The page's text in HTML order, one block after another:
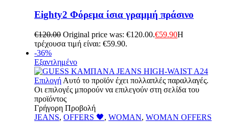
Eighty2 Φόρεμα ίσια γραμμή πράσινο
€120.00 Original price was: €120.00.€59.90Η
τρέχουσα τιμή είναι: €59.90.
-36%
Εξαντλημένο
Επιλογή Αυτό το προϊόν έχει πολλαπλές παραλλαγές.
Οι επιλογές μπορούν να επιλεγούν στη σελίδα του
προϊόντος
Γρήγορη Προβολή
JEANS,OFFERS 🖤,WOMAN,WOMAN OFFERS